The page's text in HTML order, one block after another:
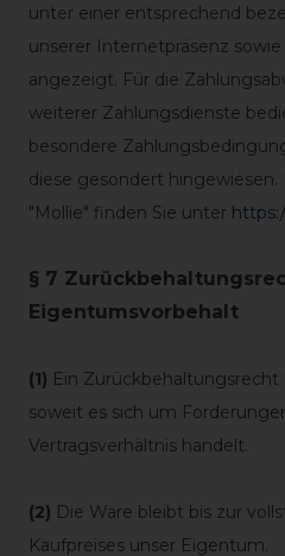
unter einer entsprechend
unserer Internetpräsenz
angezeigt. Für die
weiterer Zahlungsdienste
besondere
diese gesondert
"Mollie" finden Sie unter
§ 7
Eigentumsvorbehalt
(1) Ein Zurückbehaltungsrecht
soweit es sich um
Vertragsverhältnis handelt.
(2) Die Ware bleibt bis zur
Kaufpreises unser Eigentum.